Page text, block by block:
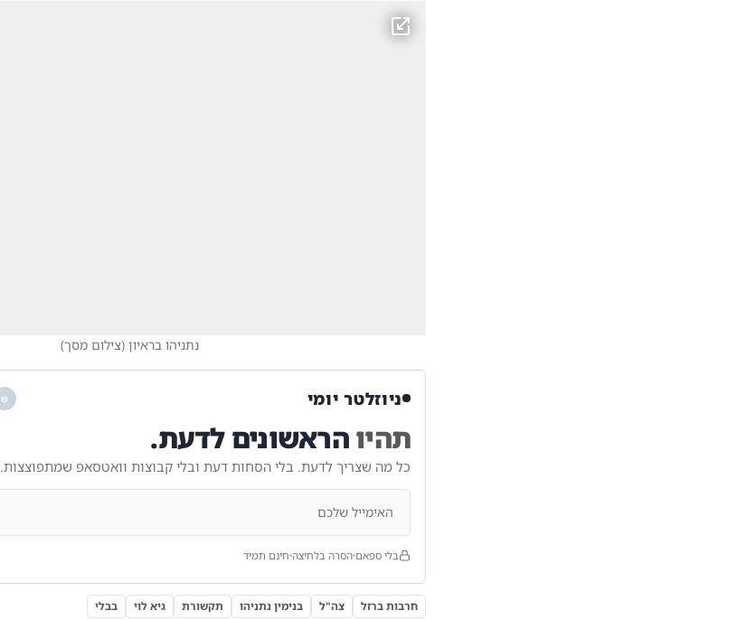
נתניהו בראיון (צילום מסך)
ניוזלטר יומי ש
תהיוהראשונים לדעת.
כל מה שצריך לדעת. בלי הסחות דעת ובלי קבוצות וואטסאפ שמתפוצצות.
בלי ספאם הסרה בלחיצה חינם תמיד
חרבות ברזל צה"ל בנימין נתניהו תקשורת גיא לוי בבלי